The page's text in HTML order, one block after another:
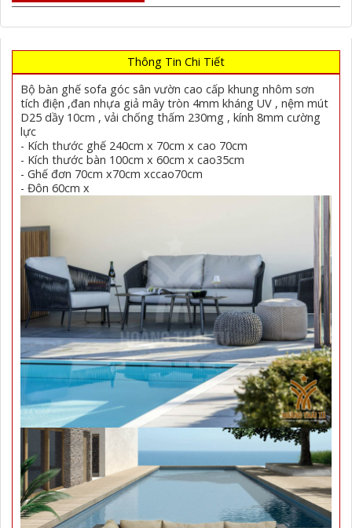
Thông Tin Chi Tiết
Bộ bàn ghế sofa góc sân vườn cao cấp khung nhôm sơn
tích điện ,đan nhựa giả mây tròn 4mm kháng UV , nệm mút
D25 dầy 10cm , vải chống thấm 230mg , kính 8mm cường
lực
- Kích thước ghế 240cm x 70cm x cao 70cm
- Kích thước bàn 100cm x 60cm x cao35cm
- Ghế đơn 70cm x70cm xccao70cm
- Đôn 60cm x